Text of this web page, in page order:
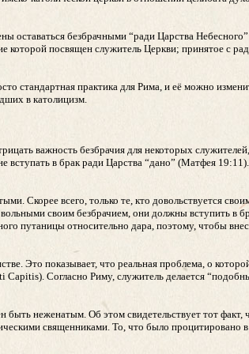
оставаться безбрачными “ради Царства
посвящен служитель Церкви; принятое с
стандартная практика для Рима, и её можно
в католицизм.
важность безбрачия для некоторых
в брак ради Царства “дано” (Матфея
Скорее всего, только те, кто довольствуется
своим безбрачием, они должны вступить в
путаницы относительно дара, поэтому, чтобы
Это показывает, что реальная проблема, о
Capitis). Согласно Риму, служитель делается
неженатым. Об этом свидетельствует тот факт,
священниками. То, что было процитировано в